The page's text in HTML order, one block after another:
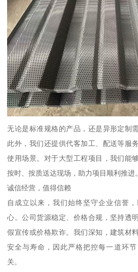
无论是标准规格的产品，还是异形定制
此外，我们还提供代客加工、配送等服
使用场景。对于大型工程项目，我们能
按时、按质送达现场，助力项目顺利推进。
诚信经营，值得信赖
自成立以来，我们始终坚守企业信誉
心。公司货源稳定、价格合规，坚持透
假宣传或价格欺诈。我们深知，建筑材
安全与寿命，因此严格把控每一道环
关。